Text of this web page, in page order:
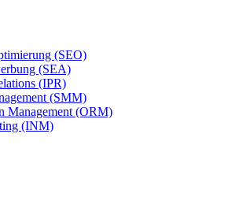
(SEO)
(SEA)
(IPR)
(SMM)
Management (ORM)
(INM)